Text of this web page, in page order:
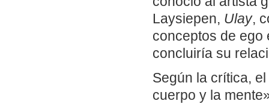
Laysiepen, Ulay,
conceptos de
concluiría su
Según la crítica,
cuerpo y la